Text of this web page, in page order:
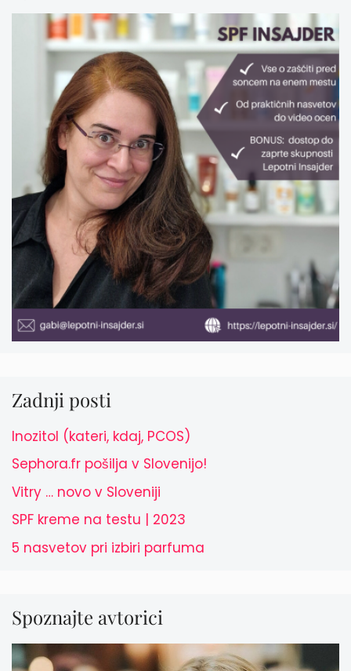
Zadnji posti
Inozitol (kateri, kdaj, PCOS)
Sephora.fr pošilja v Slovenijo!
Vitry … novo v Sloveniji
SPF kreme na testu | 2023
5 nasvetov pri izbiri parfuma
Spoznajte avtorici